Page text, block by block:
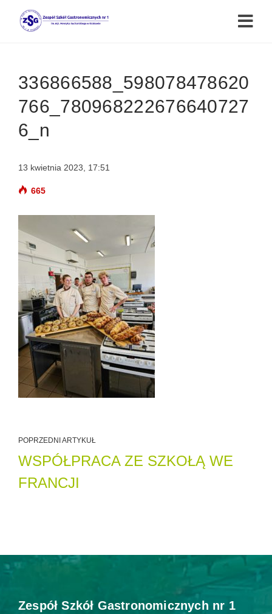
336866588_598078478620
766_780968222676640727
6_n
13 kwietnia 2023, 17:51
665
POPRZEDNI ARTYKUŁ
WSPÓŁPRACA ZE SZKOŁĄ WE
FRANCJI
Zespół Szkół Gastronomicznych nr 1